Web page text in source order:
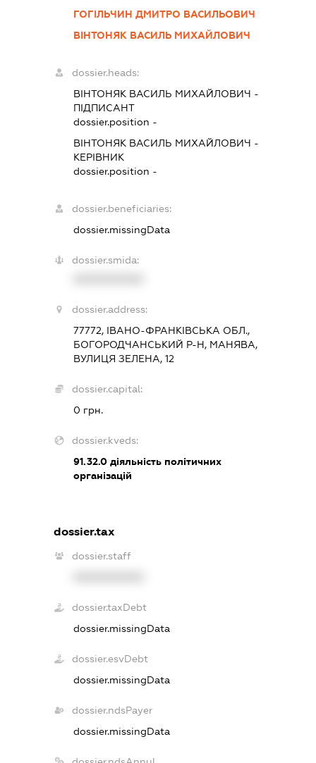
ГОГІЛЬЧИН ДМИТРО ВАСИЛЬОВИЧ
ВІНТОНЯК ВАСИЛЬ МИХАЙЛОВИЧ
dossier.heads:
ВІНТОНЯК ВАСИЛЬ МИХАЙЛОВИЧ -
ПІДПИСАНТ
dossier.position -
ВІНТОНЯК ВАСИЛЬ МИХАЙЛОВИЧ -
КЕРІВНИК
dossier.position -
dossier.beneficiaries:
dossier.missingData
dossier.smida:
dossier.address:
77772, ІВАНО-ФРАНКІВСЬКА ОБЛ.,
БОГОРОДЧАНСЬКИЙ Р-Н, МАНЯВА,
ВУЛИЦЯ ЗЕЛЕНА, 12
dossier.capital:
0 грн.
dossier.kveds:
91.32.0 діяльність політичних
організацій
dossier.tax
dossier.staff
dossier.taxDebt
dossier.missingData
dossier.esvDebt
dossier.missingData
dossier.ndsPayer
dossier.missingData